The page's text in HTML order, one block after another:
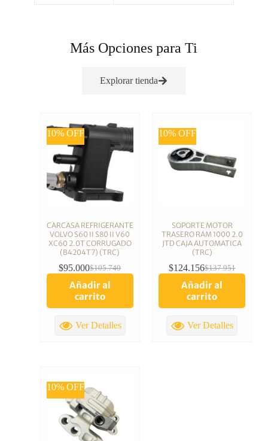
Más Opciones para Ti
Explorar tienda
10% OFF
CARCASA REFRIGERANTE
VOLVO S60 II S80 II V60
XC60 2.0T CORRUGADO
(B4204T7) (TRC)
$105.740
$95.000
Añadir al
carrito
Ver Detalles
10% OFF
SOPORTE MOTOR
TRASERO RAM 1000 2.0
JTD CAJA AUTOMATICA
(TRC)
$137.951
$124.156
Añadir al
carrito
Ver Detalles
10% OFF